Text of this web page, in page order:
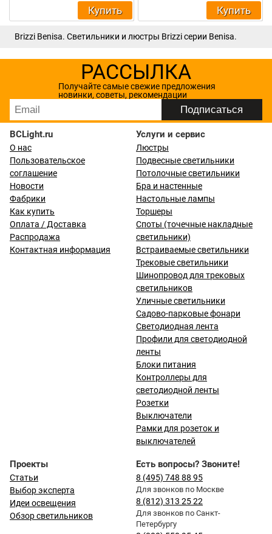
Купить Купить
Brizzi Benisa. Светильники и люстры Brizzi серии Benisa.
РАССЫЛКА
Получайте самые свежие предложения
новинки, советы, рекомендации
BCLight.ru
О нас
Пользовательское
соглашение
Новости
Фабрики
Как купить
Оплата / Доставка
Распродажа
Контактная информация
Услуги и сервис
Люстры
Подвесные светильники
Потолочные светильники
Бра и настенные
Настольные лампы
Торшеры
Споты (точечные накладные
светильники)
Встраиваемые светильники
Трековые светильники
Шинопровод для трековых
светильников
Уличные светильники
Садово-парковые фонари
Светодиодная лента
Профили для светодиодной
ленты
Блоки питания
Контроллеры для
светодиодной ленты
Розетки
Выключатели
Рамки для розеток и
выключателей
Проекты
Статьи
Выбор эксперта
Идеи освещения
Обзор светильников
Есть вопросы? Звоните!
8 (495) 748 88 95
Для звонков по Москве
8 (812) 313 25 22
Для звонков по Санкт-
Петербургу